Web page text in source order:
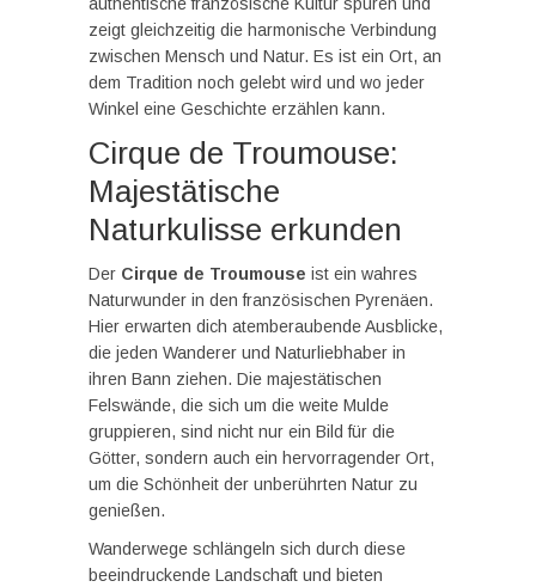
authentische französische Kultur spüren und
zeigt gleichzeitig die harmonische Verbindung
zwischen Mensch und Natur. Es ist ein Ort, an
dem Tradition noch gelebt wird und wo jeder
Winkel eine Geschichte erzählen kann.
Cirque de Troumouse:
Majestätische
Naturkulisse erkunden
Der Cirque de Troumouse ist ein wahres
Naturwunder in den französischen Pyrenäen.
Hier erwarten dich atemberaubende Ausblicke,
die jeden Wanderer und Naturliebhaber in
ihren Bann ziehen. Die majestätischen
Felswände, die sich um die weite Mulde
gruppieren, sind nicht nur ein Bild für die
Götter, sondern auch ein hervorragender Ort,
um die Schönheit der unberührten Natur zu
genießen.
Wanderwege schlängeln sich durch diese
beeindruckende Landschaft und bieten